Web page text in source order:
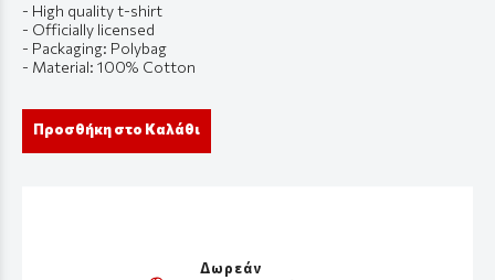
- High quality t-shirt
- Officially licensed
- Packaging: Polybag
- Material: 100% Cotton
Προσθήκη στο Καλάθι
Δωρεάν